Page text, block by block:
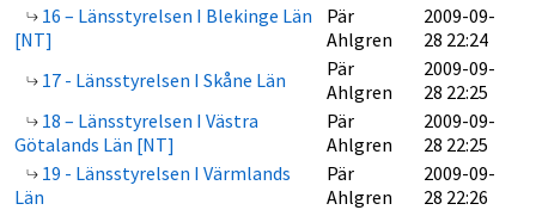
16 – Länsstyrelsen I Blekinge Län
[NT]
Pär
Ahlgren
2009-09-
28 22:24
17 - Länsstyrelsen I Skåne Län
Pär
Ahlgren
2009-09-
28 22:25
18 – Länsstyrelsen I Västra
Götalands Län [NT]
Pär
Ahlgren
2009-09-
28 22:25
19 - Länsstyrelsen I Värmlands
Län
Pär
Ahlgren
2009-09-
28 22:26